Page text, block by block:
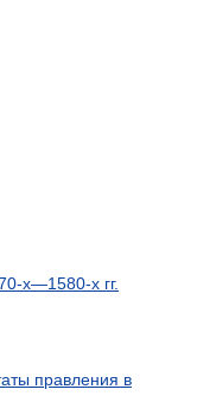
х—1580-х гг.
правления в